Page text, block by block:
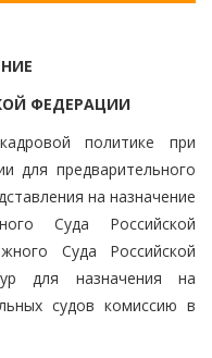
ФЕДЕРАЦИИ
политике при
для предварительного
на назначение
Суда Российской
Суда Российской
для назначения на
судов комиссию в